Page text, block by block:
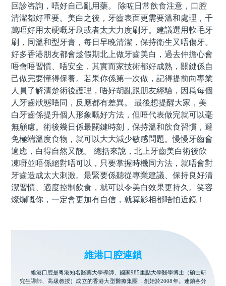
回診咨詢，唔好自己亂用藥。 除咗日常飲食注意，口腔
清潔都好重要。美白之後，牙齒表面更需要溫和處理，千
萬唔好用太硬嘅牙刷或者太大力度刷牙。建議選用軟毛牙
刷，同溫和型牙膏，每日早晚清潔，保持衛生又唔傷牙。
好多香港朋友都會趁假期北上做牙齒美白，過去仲擔心會
唔會唔習慣、唔安全，其實而家技術都好成熟，關鍵係自
己做完要懂得保養。若果你係第一次做，記得提前向專業
人員了解清楚術後護理，唔好胡亂跟朋友經驗，因爲每個
人牙齒狀態唔同，反應都有差異。 最後想提醒大家，美
白牙齒係提升個人形象嘅好方法，但唔代表做完就可以毫
無顧慮。術後幾日係最關鍵時刻，保持溫和飲食習慣，避
免極端溫度食物，就可以大大減少敏感問題。慢慢牙齒會
適應，白得自然又靓。 總括來說，北上牙齒美白術後飲
凍嘢並唔係絕對唔可以，只要掌握時機同方法，就唔會對
牙齒造成太大刺激。最緊要係聽從專業建議、保持良好清
潔習慣、適度控制飲食，就可以令美白效果更持久。笑容
燦爛嘅你，一定會更加有自信，就算影相都唔怕近鏡！
維港口腔連鎖
維港口腔是粵港知名醫藥大學導師、國家985重點大學醫學博士（碩士研
究生導師、高級教授）成立的香港大型醫療集團，創始於2008年。連鎖各分